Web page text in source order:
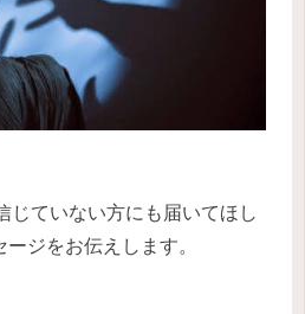
じていない方にも届いてほし
ジをお伝えします。